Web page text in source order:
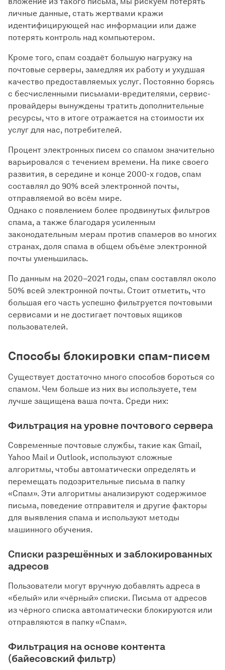
личные данные, стать жертвами кражи
идентифицирующей нас информации или даже
потерять контроль над компьютером.
Кроме того, спам создаёт большую нагрузку на
почтовые серверы, замедляя их работу и ухудшая
качество предоставляемых услуг. Постоянно борясь
с бесчисленными письмами-вредителями, сервис-
провайдеры вынуждены тратить дополнительные
ресурсы, что в итоге отражается на стоимости их
услуг для нас, потребителей.
Процент электронных писем со спамом значительно
варьировался с течением времени. На пике своего
развития, в середине и конце 2000-х годов, спам
составлял до 90% всей электронной почты,
отправляемой во всём мире.
Однако с появлением более продвинутых фильтров
спама, а также благодаря усиленным
законодательным мерам против спамеров во многих
странах, доля спама в общем объёме электронной
почты уменьшилась.
По данным на 2020–2021 годы, спам составлял около
50% всей электронной почты. Стоит отметить, что
большая его часть успешно фильтруется почтовыми
сервисами и не достигает почтовых ящиков
пользователей.
Способы блокировки спам-писем
Существует достаточно много способов бороться со
спамом. Чем больше из них вы используете, тем
лучше защищена ваша почта. Среди них:
Фильтрация на уровне почтового сервера
Современные почтовые службы, такие как Gmail,
Yahoo Mail и Outlook, используют сложные
алгоритмы, чтобы автоматически определять и
перемещать подозрительные письма в папку
«Спам». Эти алгоритмы анализируют содержимое
письма, поведение отправителя и другие факторы
для выявления спама и используют методы
машинного обучения.
Списки разрешённых и заблокированных
адресов
Пользователи могут вручную добавлять адреса в
«белый» или «чёрный» списки. Письма от адресов
из чёрного списка автоматически блокируются или
отправляются в папку «Спам».
Фильтрация на основе контента
(байесовский фильтр)